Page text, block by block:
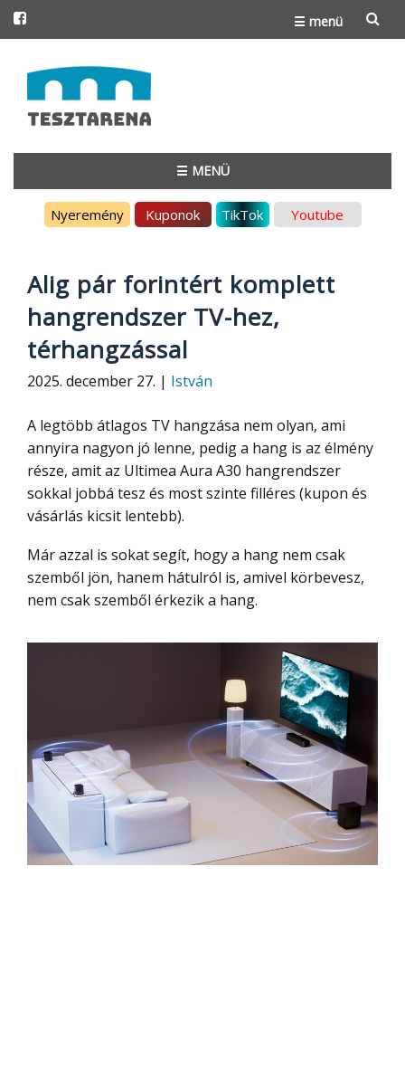
☰ menü
to
content
☰ MENÜ
Nyeremény Kuponok TikTok Youtube
Alig pár forintért komplett
hangrendszer TV-hez,
térhangzással
2025. december 27. | István
A legtöbb átlagos TV hangzása nem olyan, ami
annyira nagyon jó lenne, pedig a hang is az élmény
része, amit az Ultimea Aura A30 hangrendszer
sokkal jobbá tesz és most szinte filléres (kupon és
vásárlás kicsit lentebb).
Már azzal is sokat segít, hogy a hang nem csak
szemből jön, hanem hátulról is, amivel körbevesz,
nem csak szemből érkezik a hang.